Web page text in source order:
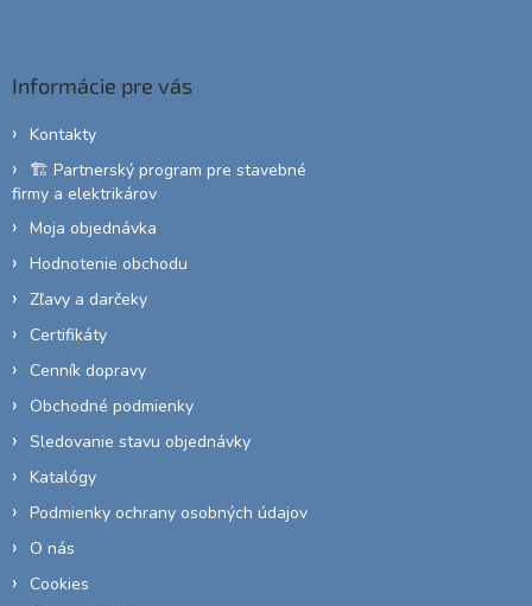
Informácie pre vás
Kontakty
🏗️ Partnerský program pre stavebné
firmy a elektrikárov
Moja objednávka
Hodnotenie obchodu
Zľavy a darčeky
Certifikáty
Cenník dopravy
Obchodné podmienky
Sledovanie stavu objednávky
Katalógy
Podmienky ochrany osobných údajov
O nás
Cookies